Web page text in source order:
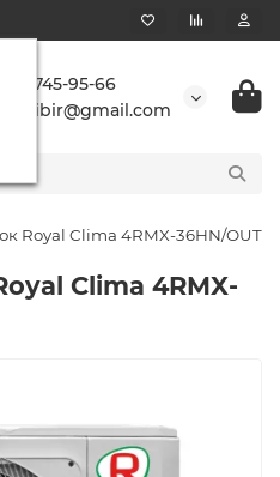
923 745-95-66
Royal Clima 4RMX-36HN/OUT
Clima 4RMX-